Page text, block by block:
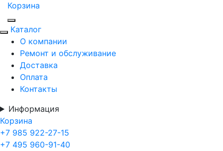
Корзина
Каталог
О компании
Ремонт и обслуживание
Доставка
Оплата
Контакты
Информация
Корзина
+7 985 922-27-15
+7 495 960-91-40